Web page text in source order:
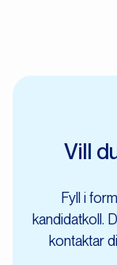
Vill
Fyll i
kandidatkoll.
kontaktar